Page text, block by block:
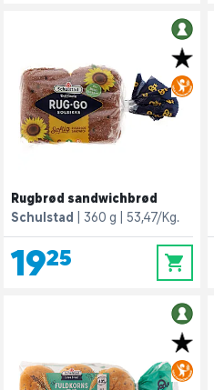
Rugbrød sandwichbrød
Schulstad
360 g 53,47/Kg.
19,25 0